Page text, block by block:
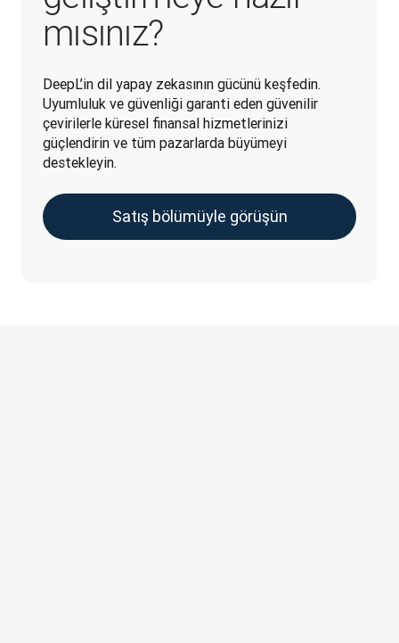
mısınız?
DeepL’in dil yapay zekasının gücünü keşfedin.
Uyumluluk ve güvenliği garanti eden güvenilir
çevirilerle küresel finansal hizmetlerinizi
güçlendirin ve tüm pazarlarda büyümeyi
destekleyin.
Satış bölümüyle görüşün